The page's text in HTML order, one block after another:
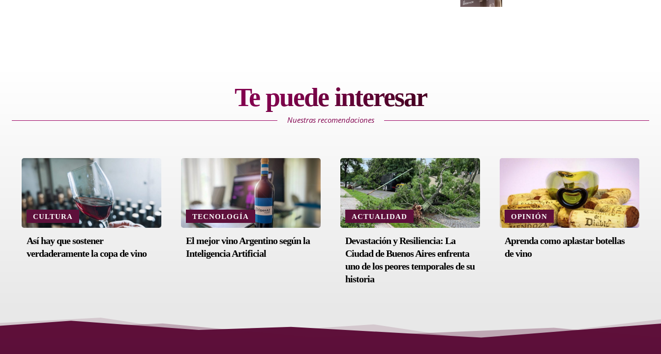
Te puede interesar
Nuestras recomendaciones
CULTURA
Así hay que sostener
verdaderamente la copa de vino
TECNOLOGÍA
El mejor vino Argentino según la
Inteligencia Artificial
ACTUALIDAD
Devastación y Resiliencia: La
Ciudad de Buenos Aires enfrenta
uno de los peores temporales de su
historia
OPINIÓN
Aprenda como aplastar botellas
de vino